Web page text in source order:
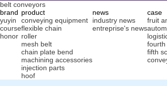
belt conveyors
brand
yuyin
course
honor
product
conveying equipment
flexible chain
roller
mesh belt
chain plate bend
machining accessories
injection parts
hoof
news
industry news
entreprise's news
case
fruit
fourth
fifth